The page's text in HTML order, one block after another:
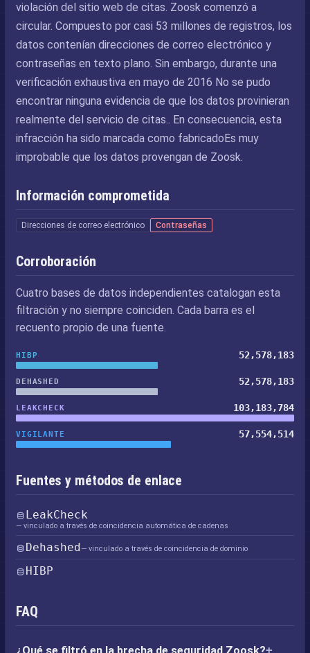
violación del sitio web de citas. Zoosk comenzó a
circular. Compuesto por casi 53 millones de registros, los
datos contenían direcciones de correo electrónico y
contraseñas en texto plano. Sin embargo, durante una
verificación exhaustiva en mayo de 2016 No se pudo
encontrar ninguna evidencia de que los datos provinieran
realmente del servicio de citas.. En consecuencia, esta
infracción ha sido marcada como fabricadoEs muy
improbable que los datos provengan de Zoosk.
Información comprometida
Direcciones de correo electrónico Contraseñas
Corroboración
Cuatro bases de datos independientes catalogan esta
filtración y no siempre coinciden. Cada barra es el
recuento propio de una fuente.
HIBP 52,578,183
DEHASHED 52,578,183
LEAKCHECK 103,183,784
VIGILANTE 57,554,514
Fuentes y métodos de enlace
LeakCheck
— vinculado a través de coincidencia automática de cadenas
Dehashed— vinculado a través de coincidencia de dominio
HIBP
FAQ